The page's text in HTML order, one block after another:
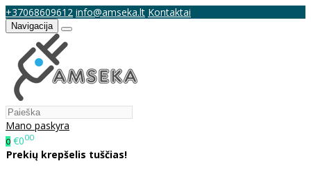
+37068609612 info@amseka.lt Kontaktai
Navigacija
Mano paskyra
0 €000
Prekių krepšelis tuščias!